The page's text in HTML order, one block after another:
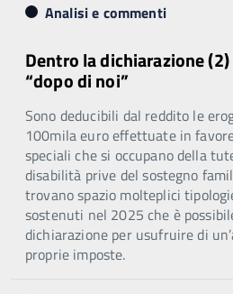
Analisi e commenti
Dentro la dichiarazione
“dopo di noi”
Sono deducibili dal reddito le
100mila euro effettuate in
speciali che si occupano della
disabilità prive del sostegno
trovano spazio molteplici
sostenuti nel 2025 che è
dichiarazione per usufruire di
proprie imposte.